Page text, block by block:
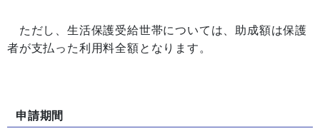
ただし、生活保護受給世帯については、助成額は保護
者が支払った利用料全額となります。
申請期間